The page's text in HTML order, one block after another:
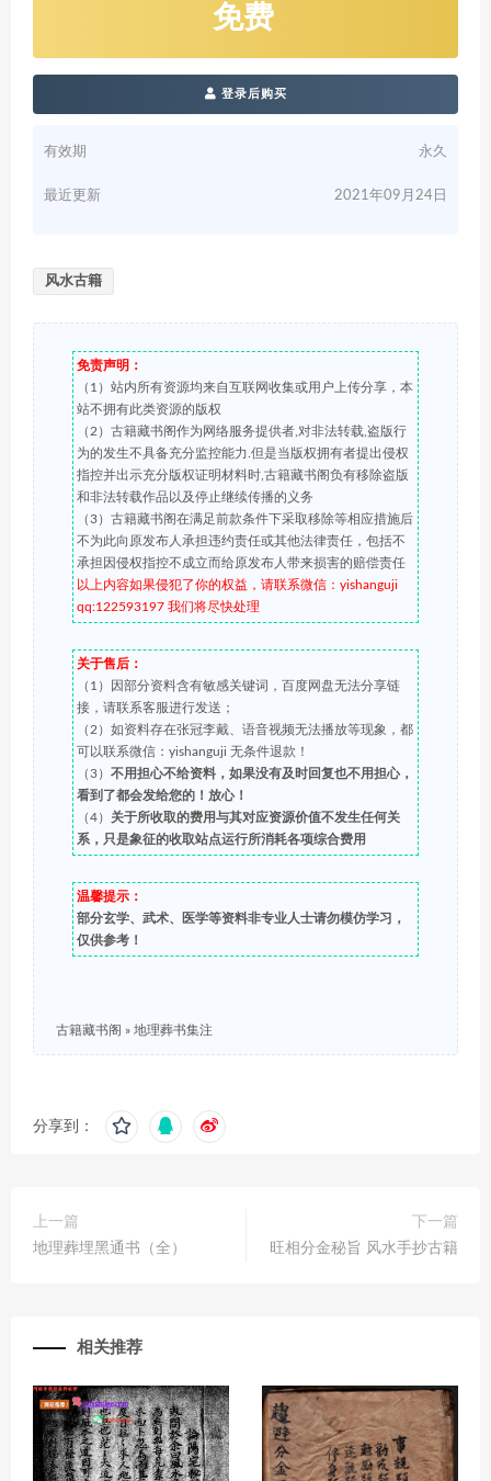
免费
登录后购买
有效期 永久
最近更新 2021年09月24日
风水古籍
免责声明：
（1）站内所有资源均来自互联网收集或用户上传分享，本
站不拥有此类资源的版权
（2）古籍藏书阁作为网络服务提供者,对非法转载,盗版行
为的发生不具备充分监控能力.但是当版权拥有者提出侵权
指控并出示充分版权证明材料时,古籍藏书阁负有移除盗版
和非法转载作品以及停止继续传播的义务
（3）古籍藏书阁在满足前款条件下采取移除等相应措施后
不为此向原发布人承担违约责任或其他法律责任，包括不
承担因侵权指控不成立而给原发布人带来损害的赔偿责任
以上内容如果侵犯了你的权益，请联系微信：yishanguji
qq:122593197 我们将尽快处理
关于售后：
（1）因部分资料含有敏感关键词，百度网盘无法分享链
接，请联系客服进行发送；
（2）如资料存在张冠李戴、语音视频无法播放等现象，都
可以联系微信：yishanguji 无条件退款！
（3） 不用担心不给资料，如果没有及时回复也不用担心，
看到了都会发给您的！放心！
（4） 关于所收取的费用与其对应资源价值不发生任何关
系，只是象征的收取站点运行所消耗各项综合费用
温馨提示：
部分玄学、武术、医学等资料非专业人士请勿模仿学习，
仅供参考！
古籍藏书阁 » 地理葬书集注
分享到：
上一篇
地理葬埋黑通书（全）
下一篇
旺相分金秘旨 风水手抄古籍
相关推荐